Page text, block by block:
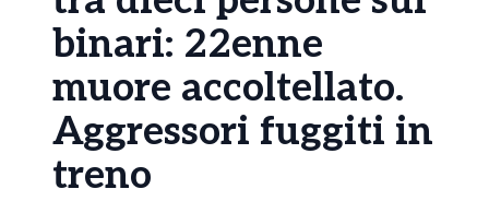
binari: 22enne
muore accoltellato.
Aggressori fuggiti in
treno